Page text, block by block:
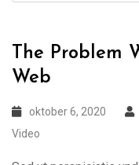
The Problem
Web
oktober 6, 2020
Video